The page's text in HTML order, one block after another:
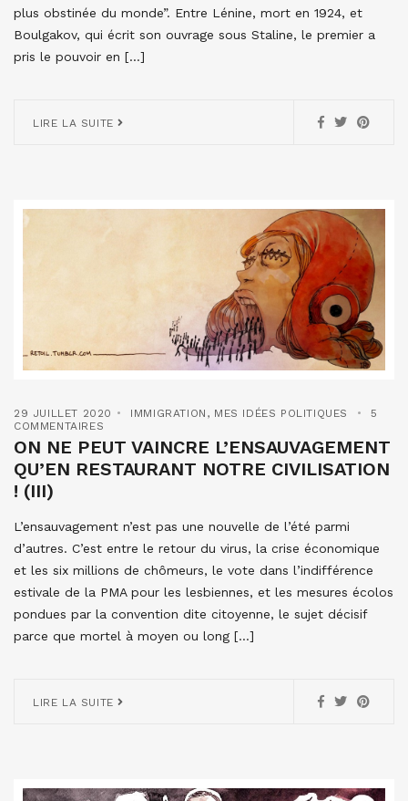
plus obstinée du monde”. Entre Lénine, mort en 1924, et
Boulgakov, qui écrit son ouvrage sous Staline, le premier a
pris le pouvoir en […]
LIRE LA SUITE
29 JUILLET 2020 IMMIGRATION , MES IDÉES POLITIQUES
5
COMMENTAIRES
ON NE PEUT VAINCRE L’ENSAUVAGEMENT
QU’EN RESTAURANT NOTRE CIVILISATION
! (III)
L’ensauvagement n’est pas une nouvelle de l’été parmi
d’autres. C’est entre le retour du virus, la crise économique
et les six millions de chômeurs, le vote dans l’indifférence
estivale de la PMA pour les lesbiennes, et les mesures écolos
pondues par la convention dite citoyenne, le sujet décisif
parce que mortel à moyen ou long […]
LIRE LA SUITE